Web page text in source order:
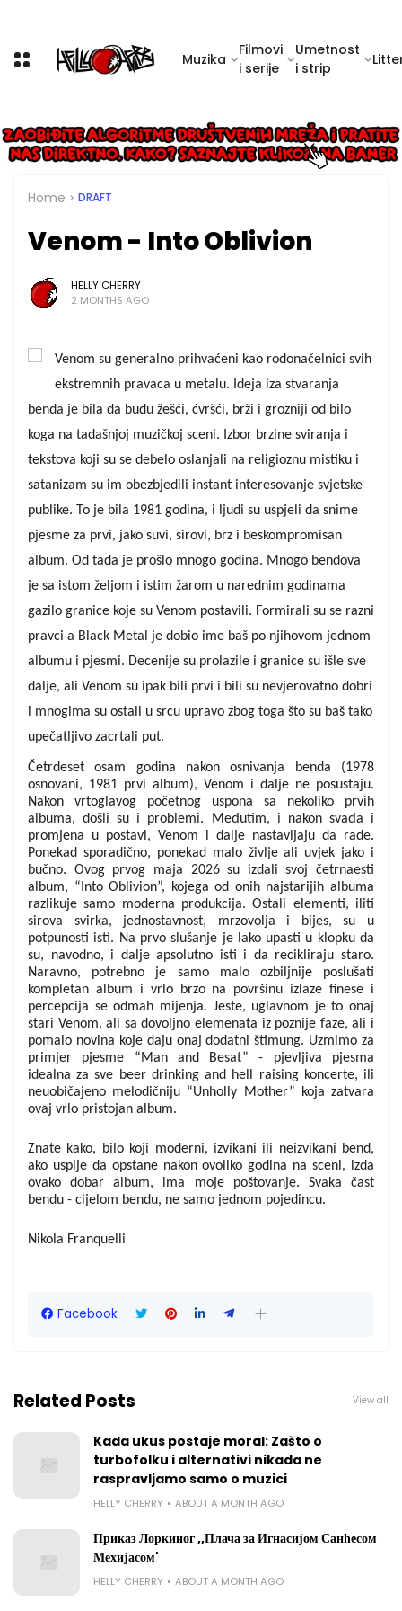
Muzika
Filmovi
i serije
Umetnost
i strip
Home DRAFT
Venom - Into Oblivion
HELLY CHERRY
2 MONTHS AGO
Venom su generalno prihvaćeni kao rodonačelnici svih
ekstremnih pravaca u metalu. Ideja iza stvaranja
benda je bila da budu žešći, ćvršći, brži i grozniji od bilo
koga na tadašnjoj muzičkoj sceni. Izbor brzine sviranja i
tekstova koji su se debelo oslanjali na religioznu mistiku i
satanizam su im obezbjedili instant interesovanje svjetske
publike. To je bila 1981 godina, i ljudi su uspjeli da snime
pjesme za prvi, jako suvi, sirovi, brz i beskompromisan
album. Od tada je prošlo mnogo godina. Mnogo bendova
je sa istom željom i istim žarom u narednim godinama
gazilo granice koje su Venom postavili. Formirali su se razni
pravci a Black Metal je dobio ime baš po njihovom jednom
albumu i pjesmi. Decenije su prolazile i granice su išle sve
dalje, ali Venom su ipak bili prvi i bili su nevjerovatno dobri
i mnogima su ostali u srcu upravo zbog toga što su baš tako
upečatljivo zacrtali put.
Četrdeset osam godina nakon osnivanja benda (1978
osnovani, 1981 prvi album), Venom i dalje ne posustaju.
Nakon vrtoglavog početnog uspona sa nekoliko prvih
albuma, došli su i problemi. Međutim, i nakon svađa i
promjena u postavi, Venom i dalje nastavljaju da rade.
Ponekad sporadično, ponekad malo življe ali uvjek jako i
bučno. Ovog prvog maja 2026 su izdali svoj četrnaesti
album, “Into Oblivion”, kojega od onih najstarijih albuma
razlikuje samo moderna produkcija. Ostali elementi, iliti
sirova svirka, jednostavnost, mrzovolja i bijes, su u
potpunosti isti. Na prvo slušanje je lako upasti u klopku da
su, navodno, i dalje apsolutno isti i da recikliraju staro.
Naravno, potrebno je samo malo ozbiljnije poslušati
kompletan album i vrlo brzo na površinu izlaze finese i
percepcija se odmah mijenja. Jeste, uglavnom je to onaj
stari Venom, ali sa dovoljno elemenata iz poznije faze, ali i
pomalo novina koje daju onaj dodatni štimung. Uzmimo za
primjer pjesme “Man and Besat” - pjevljiva pjesma
idealna za sve beer drinking and hell raising koncerte, ili
neuobičajeno melodičniju “Unholly Mother” koja zatvara
ovaj vrlo pristojan album.
Znate kako, bilo koji moderni, izvikani ili neizvikani bend,
ako uspije da opstane nakon ovoliko godina na sceni, izda
ovako dobar album, ima moje poštovanje. Svaka čast
bendu - cijelom bendu, ne samo jednom pojedincu.
Nikola Franquelli
Facebook
Related Posts View all
Kada ukus postaje moral: Zašto o
turbofolku i alternativi nikada ne
raspravljamo samo o muzici
HELLY CHERRY ABOUT A MONTH AGO
Приказ Лоркиног ,,Плача за Игнасијом Санћесом
Мехијасом'
HELLY CHERRY ABOUT A MONTH AGO